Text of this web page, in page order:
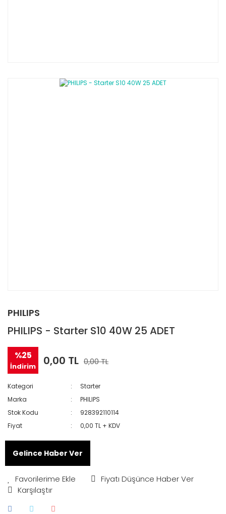
PHILIPS
PHILIPS - Starter S10 40W 25 ADET
%25
İndirim 0,00 TL 0,00 TL
Kategori
Starter
Marka
PHILIPS
Stok Kodu
928392110114
Fiyat
0,00 TL + KDV
Gelince Haber Ver
Fiyatı Düşünce Haber Ver
Karşılaştır